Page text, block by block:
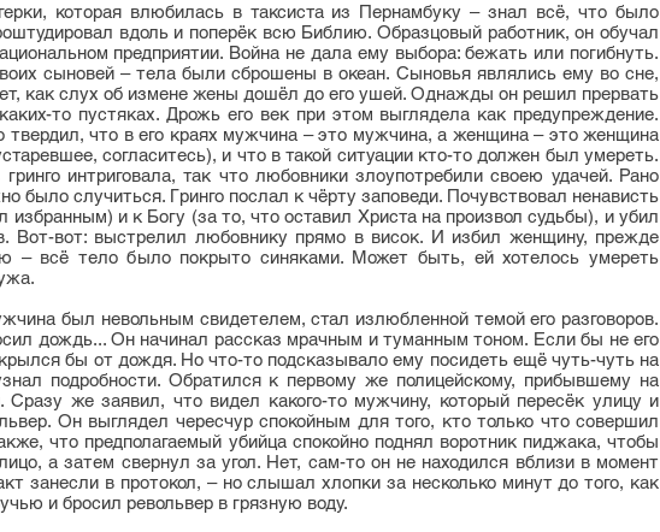
которая влюбилась в таксиста из Пернамбуку – знал всё, что было
вдоль и поперёк всю Библию. Образцовый работник, он обучал
предприятии. Война не дала ему выбора: бежать или погибнуть.
сыновей – тела были сброшены в океан. Сыновья являлись ему во сне,
как слух об измене жены дошёл до его ушей. Однажды он решил прервать
то пустяках. Дрожь его век при этом выглядела как предупреждение.
твердил, что в его краях мужчина – это мужчина, а женщина – это женщина
согласитесь), и что в такой ситуации кто-то должен был умереть.
интриговала, так что любовники злоупотребили своею удачей. Рано
было случиться. Гринго послал к чёрту заповеди. Почувствовал ненависть
и к Богу (за то, что оставил Христа на произвол судьбы), и убил
Вот-вот: выстрелил любовнику прямо в висок. И избил женщину, прежде
– всё тело было покрыто синяками. Может быть, ей хотелось умереть
был невольным свидетелем, стал излюбленной темой его разговоров.
дождь... Он начинал рассказ мрачным и туманным тоном. Если бы не его
бы от дождя. Но что-то подсказывало ему посидеть ещё чуть-чуть на
подробности. Обратился к первому же полицейскому, прибывшему на
Сразу же заявил, что видел какого-то мужчину, который пересёк улицу и
Он выглядел чересчур спокойным для того, кто только что совершил
что предполагаемый убийца спокойно поднял воротник пиджака, чтобы
а затем свернул за угол. Нет, сам-то он не находился вблизи в момент
занесли в протокол, – но слышал хлопки за несколько минут до того, как
и бросил револьвер в грязную воду.